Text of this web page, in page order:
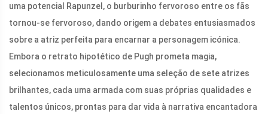
uma potencial Rapunzel, o burburinho fervoroso entre os fãs
tornou-se fervoroso, dando origem a debates entusiasmados
sobre a atriz perfeita para encarnar a personagem icónica.
Embora o retrato hipotético de Pugh prometa magia,
selecionamos meticulosamente uma seleção de sete atrizes
brilhantes, cada uma armada com suas próprias qualidades e
talentos únicos, prontas para dar vida à narrativa encantadora